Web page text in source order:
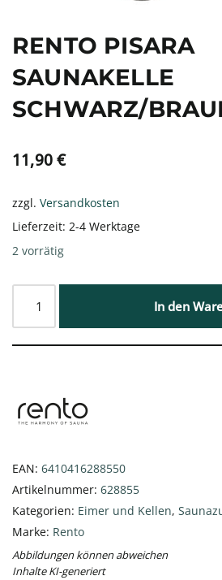
RENTO PISARA
SAUNAKELLE
SCHWARZ/
11,90€
zzgl. Versandkosten
Lieferzeit: 2-4 Werktage
2 vorrätig
In den
EAN: 6410416288550
Artikelnummer: 628855
Kategorien: Eimer und Kellen,
Marke: Rento
Abbildungen können abweichen
Inhalte KI-generiert